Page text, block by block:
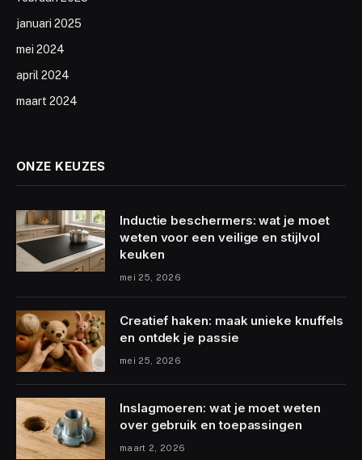
januari 2025
mei 2024
april 2024
maart 2024
ONZE KEUZES
Inductie beschermers: wat je moet
weten voor een veilige en stijlvol
keuken
mei 25, 2026
Creatief haken: maak unieke knuffels
en ontdek je passie
mei 25, 2026
Inslagmoeren: wat je moet weten
over gebruik en toepassingen
maart 2, 2026